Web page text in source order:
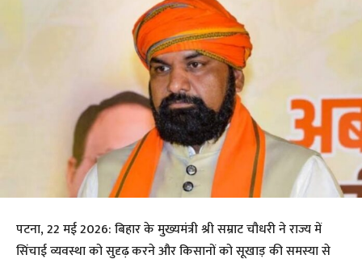
पटना, 22 मई 2026: बिहार के मुख्यमंत्री श्री सम्राट चौधरी ने राज्य में
सिंचाई व्यवस्था को सुदृढ़ करने और किसानों को सूखाड़ की समस्या से